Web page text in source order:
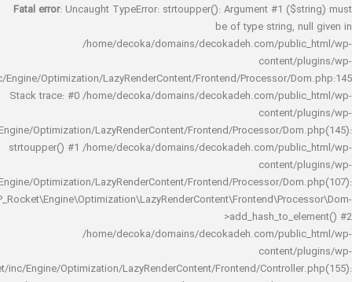
Fatal error : Uncaught TypeError: strtoupper(): Argument #1
be of type string,
/home/decoka/domains/decokadeh.com/
rocket/inc/Engine/Optimization/LazyRenderContent/Frontend/Processor/
Stack trace: #0 /home/decoka/domains/decokadeh.com/
rocket/inc/Engine/Optimization/LazyRenderContent/Frontend/Processor/
strtoupper() #1 /home/decoka/domains/decokadeh.com/
rocket/inc/Engine/Optimization/LazyRenderContent/Frontend/Processor/
/home/decoka/domains/decokadeh.com/
rocket/inc/Engine/Optimization/LazyRenderContent/Frontend/